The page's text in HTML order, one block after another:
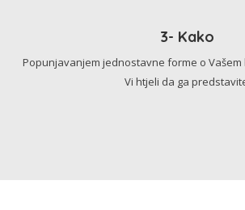
3- Kako
Popunjavanjem jednostavne forme o
Vi htjeli da ga